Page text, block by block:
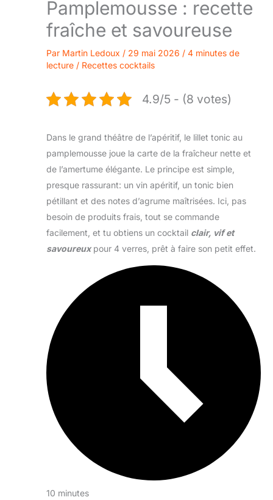
Pamplemousse : recette
fraîche et savoureuse
Par Martin Ledoux / 29 mai 2026 / 4 minutes de
lecture / Recettes cocktails
4.9/5 - (8 votes)
Dans le grand théâtre de l’apéritif, le lillet tonic au
pamplemousse joue la carte de la fraîcheur nette et
de l’amertume élégante. Le principe est simple,
presque rassurant: un vin apéritif, un tonic bien
pétillant et des notes d’agrume maîtrisées. Ici, pas
besoin de produits frais, tout se commande
facilement, et tu obtiens un cocktail clair, vif et
savoureuxpour 4 verres, prêt à faire son petit effet.
10 minutes